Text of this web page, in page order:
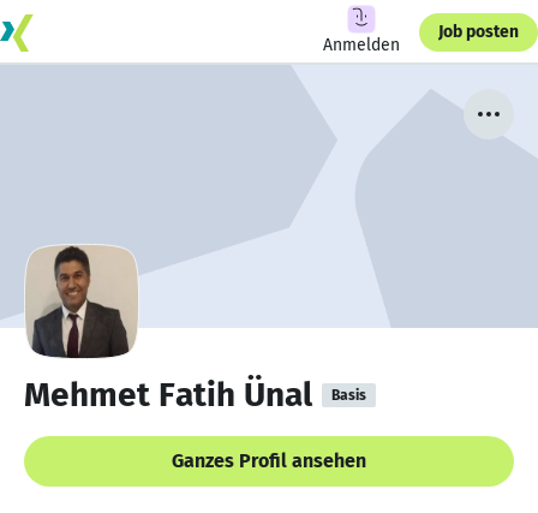
Anmelden
Job posten
Mehmet Fatih Ünal Basis
Ganzes Profil ansehen